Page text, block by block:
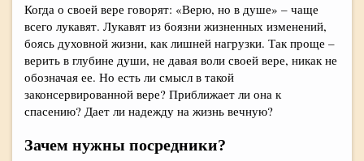
Когда о своей вере говорят: «Верю, но в душе» – чаще
всего лукавят. Лукавят из боязни жизненных изменений,
боясь духовной жизни, как лишней нагрузки. Так проще –
верить в глубине души, не давая воли своей вере, никак не
обозначая ее. Но есть ли смысл в такой
законсервированной вере? Приближает ли она к
спасению? Дает ли надежду на жизнь вечную?
Зачем нужны посредники?